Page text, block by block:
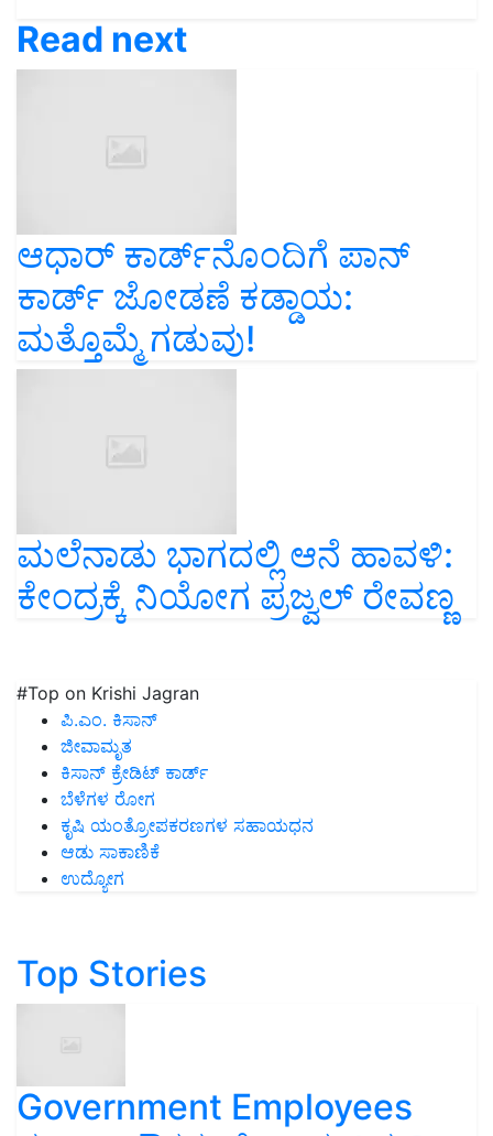
Read next
ಆಧಾರ್‌ ಕಾರ್ಡ್‌ನೊಂದಿಗೆ ಪಾನ್‌
ಕಾರ್ಡ್‌ ಜೋಡಣೆ ಕಡ್ಡಾಯ:
ಮತ್ತೊಮ್ಮೆ ಗಡುವು!
ಮಲೆನಾಡು ಭಾಗದಲ್ಲಿ ಆನೆ ಹಾವಳಿ:
ಕೇಂದ್ರಕ್ಕೆ ನಿಯೋಗ ಪ್ರಜ್ವಲ್‌ ರೇವಣ್ಣ
#Top on Krishi Jagran
ಪಿ.ಎಂ. ಕಿಸಾನ್
ಜೀವಾಮೃತ
ಕಿಸಾನ್ ಕ್ರೇಡಿಟ್ ಕಾರ್ಡ್
ಬೆಳೆಗಳ ರೋಗ
ಕೃಷಿ ಯಂತ್ರೋಪಕರಣಗಳ ಸಹಾಯಧನ
ಆಡು ಸಾಕಾಣಿಕೆ
ಉದ್ಯೋಗ
Top Stories
Government Employees